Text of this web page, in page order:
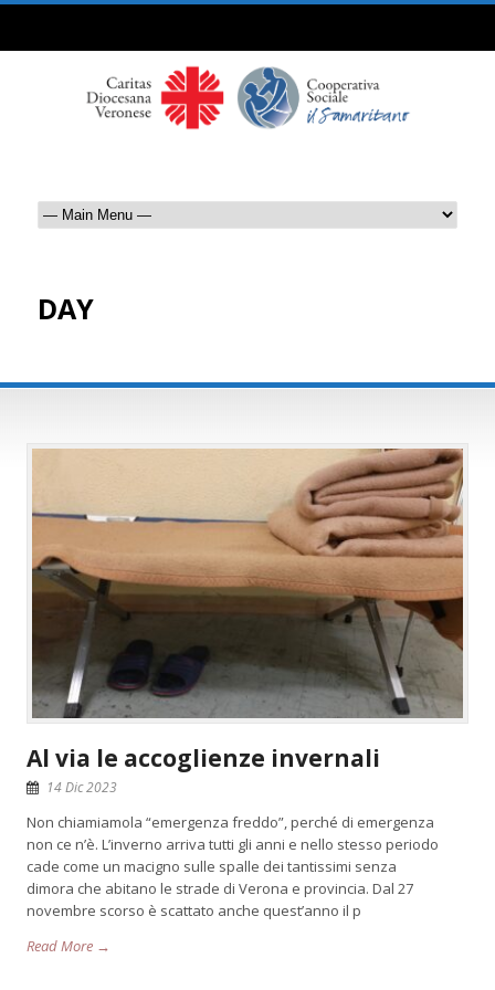
DAY
Al via le accoglienze invernali
14 Dic 2023
Non chiamiamola “emergenza freddo”, perché di emergenza
non ce n’è. L’inverno arriva tutti gli anni e nello stesso periodo
cade come un macigno sulle spalle dei tantissimi senza
dimora che abitano le strade di Verona e provincia. Dal 27
novembre scorso è scattato anche quest’anno il p
Read More →